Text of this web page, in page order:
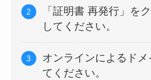
「証明書 再発行」を
してください。
オンラインによるド
てください。